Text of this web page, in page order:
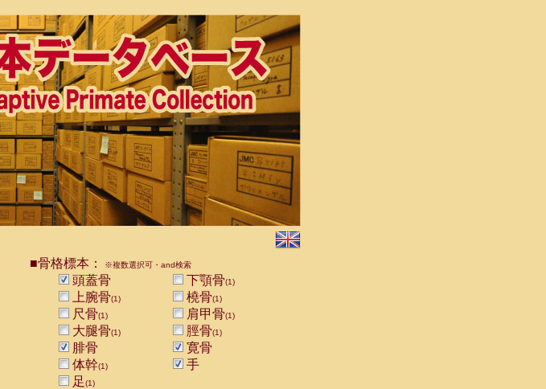
■骨格標本： ※複数選択可・and検索
頭蓋骨 下顎骨(1)
上腕骨(1) 橈骨(1)
尺骨(1) 肩甲骨(1)
大腿骨(1) 脛骨(1)
腓骨
寛骨
体幹(1)
手
足(1)